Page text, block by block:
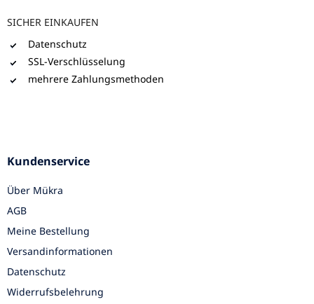
SICHER EINKAUFEN
Datenschutz
SSL-Verschlüsselung
mehrere Zahlungsmethoden
Kundenservice
Über Mükra
AGB
Meine Bestellung
Versandinformationen
Datenschutz
Widerrufsbelehrung